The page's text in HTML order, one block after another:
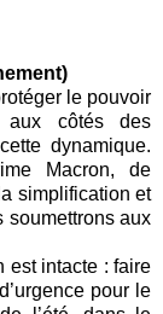
le pouvoir
aux côtés des
dynamique.
Macron, de
simplification et
soumettrons aux
est intacte : faire
pour le